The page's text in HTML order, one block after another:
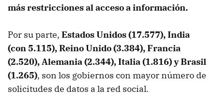
más restricciones al acceso a información.
Por su parte, Estados Unidos (17.577), India
(con 5.115), Reino Unido (3.384), Francia
(2.520), Alemania (2.344), Italia (1.816) y Brasil
(1.265), son los gobiernos con mayor número de
solicitudes de datos a la red social.